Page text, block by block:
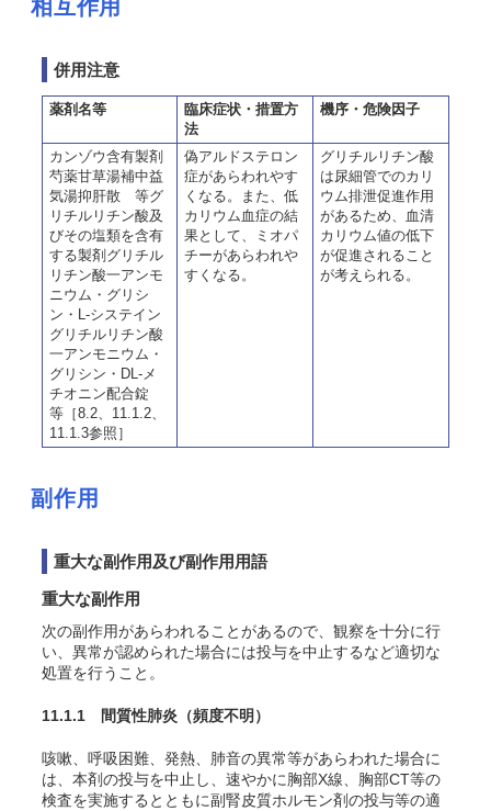
相互作用
併用注意
薬剤名等
臨床症状・措置方
法
機序・危険因子
カンゾウ含有製剤
芍薬甘草湯補中益
気湯抑肝散 等グ
リチルリチン酸及
びその塩類を含有
する製剤グリチル
リチン酸一アンモ
ニウム・グリシ
ン・L-システイン
グリチルリチン酸
一アンモニウム・
グリシン・DL-メ
チオニン配合錠
等［8.2、11.1.2、
11.1.3参照］
偽アルドステロン
症があらわれやす
くなる。また、低
カリウム血症の結
果として、ミオパ
チーがあらわれや
すくなる。
グリチルリチン酸
は尿細管でのカリ
ウム排泄促進作用
があるため、血清
カリウム値の低下
が促進されること
が考えられる。
副作用
重大な副作用及び副作用用語
重大な副作用
次の副作用があらわれることがあるので、観察を十分に行
い、異常が認められた場合には投与を中止するなど適切な
処置を行うこと。
11.1.1 間質性肺炎 （頻度不明）
咳嗽、呼吸困難、発熱、肺音の異常等があらわれた場合に
は、本剤の投与を中止し、速やかに胸部X線、胸部CT等の
検査を実施するとともに副腎皮質ホルモン剤の投与等の適